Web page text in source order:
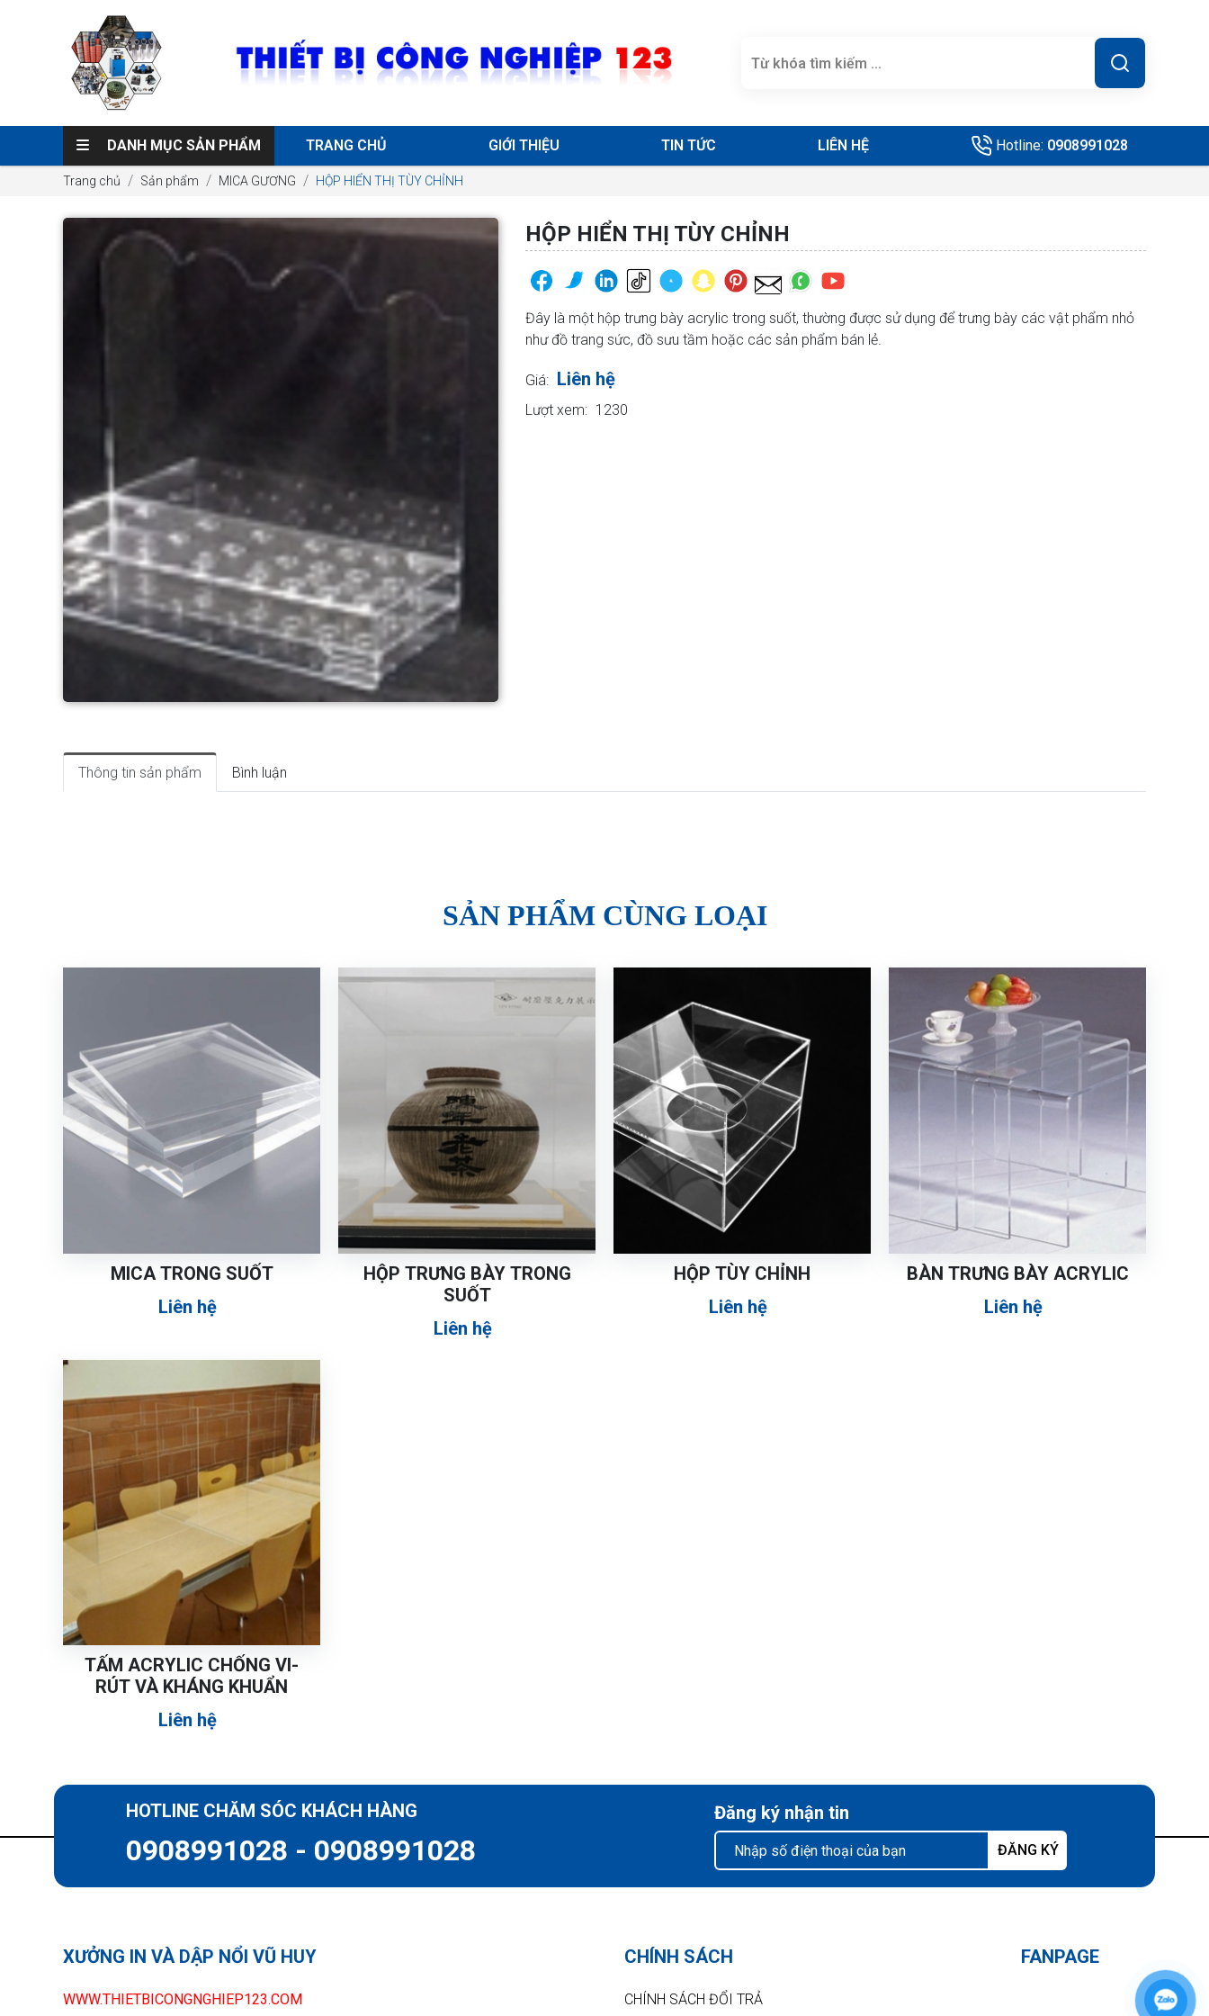
DANH MỤC SẢN PHẨM TRANG CHỦ GIỚI THIỆU TIN TỨC LIÊN HỆ Hotline: 0908991028
Trang chủ Sản phẩm MICA GƯƠNG HỘP HIỂN THỊ TÙY CHỈNH
HỘP HIỂN THỊ TÙY CHỈNH
Đây là một hộp trưng bày acrylic trong suốt, thường được sử dụng để trưng bày các vật phẩm nhỏ
như đồ trang sức, đồ sưu tầm hoặc các sản phẩm bán lẻ.
Giá: Liên hệ
Lượt xem: 1230
Thông tin sản phẩm Bình luận
SẢN PHẨM CÙNG LOẠI
MICA TRONG SUỐT
Liên hệ
HỘP TRƯNG BÀY TRONG
SUỐT
Liên hệ
HỘP TÙY CHỈNH
Liên hệ
BÀN TRƯNG BÀY ACRYLIC
Liên hệ
TẤM ACRYLIC CHỐNG VI-
RÚT VÀ KHÁNG KHUẨN
Liên hệ
HOTLINE CHĂM SÓC KHÁCH HÀNG
0908991028 - 0908991028
Đăng ký nhận tin
XƯỞNG IN VÀ DẬP NỔI VŨ HUY
WWW.THIETBICONGNGHIEP123.COM
CHÍNH SÁCH
CHÍNH SÁCH ĐỔI TRẢ
FANPAGE